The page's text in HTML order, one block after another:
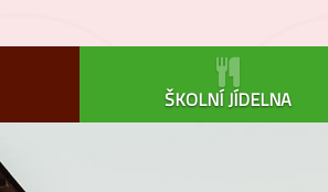
ŠKOLNÍ JÍDELNA